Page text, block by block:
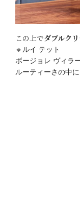
この上でダブルク
🔸ルイ テット
ボージョレ ヴィラ
ルーティーさの中